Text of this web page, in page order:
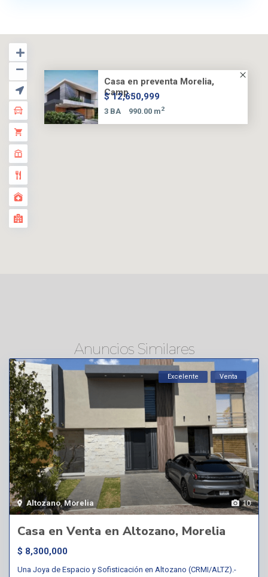
Casa en preventa Morelia,
Camp...
$ 12,650,999
3 BA 990.00 m2
Anuncios Similares
10
Altozano,Morelia
Excelente Venta
Casa en Venta en Altozano, Morelia
$ 8,300,000
Una Joya de Espacio y Sofisticación en Altozano (CRMI/ALTZ).-